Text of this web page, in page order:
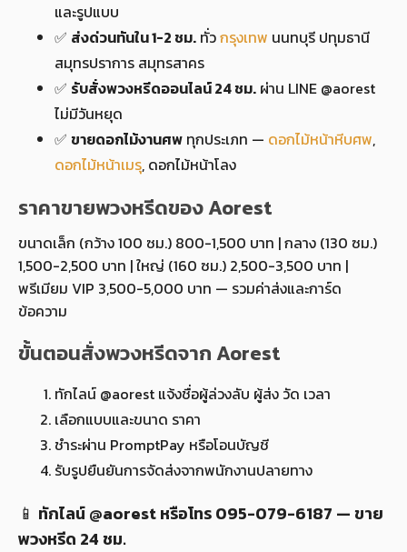
และรูปแบบ
✅ ส่งด่วนทันใน 1-2 ชม. ทั่วกรุงเทพ นนทบุรี ปทุมธานี
สมุทรปราการ สมุทรสาคร
✅ รับสั่งพวงหรีดออนไลน์ 24 ชม. ผ่าน LINE @aorest
ไม่มีวันหยุด
✅ ขายดอกไม้งานศพ ทุกประเภท — ดอกไม้หน้าหีบศพ,
ดอกไม้หน้าเมรุ, ดอกไม้หน้าโลง
ราคาขายพวงหรีดของ Aorest
ขนาดเล็ก (กว้าง 100 ซม.) 800-1,500 บาท | กลาง (130 ซม.)
1,500-2,500 บาท | ใหญ่ (160 ซม.) 2,500-3,500 บาท |
พรีเมียม VIP 3,500-5,000 บาท — รวมค่าส่งและการ์ด
ข้อความ
ขั้นตอนสั่งพวงหรีดจาก Aorest
ทักไลน์ @aorest แจ้งชื่อผู้ล่วงลับ ผู้ส่ง วัด เวลา
เลือกแบบและขนาด ราคา
ชำระผ่าน PromptPay หรือโอนบัญชี
รับรูปยืนยันการจัดส่งจากพนักงานปลายทาง
📱 ทักไลน์ @aorest หรือโทร 095-079-6187 — ขาย
พวงหรีด 24 ชม.